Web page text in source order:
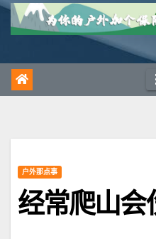
户外那点事
经常爬山会